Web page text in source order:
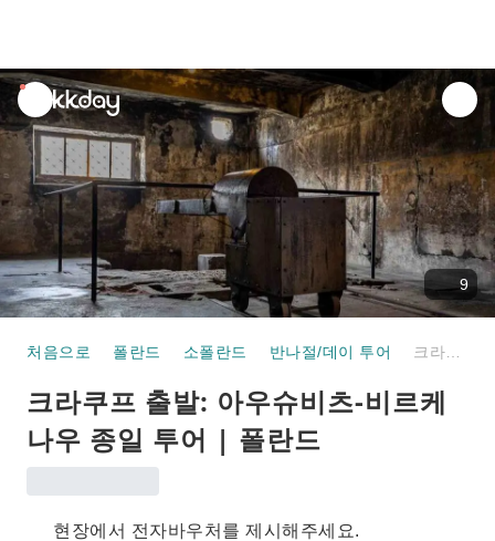
unread
notifications
9
처음으로 폴란드 소폴란드 반나절/데이 투어
크라쿠프 출발: 아우슈비츠-비르케
나우 종일 투어 | 폴란드
현장에서 전자바우처를 제시해주세요.